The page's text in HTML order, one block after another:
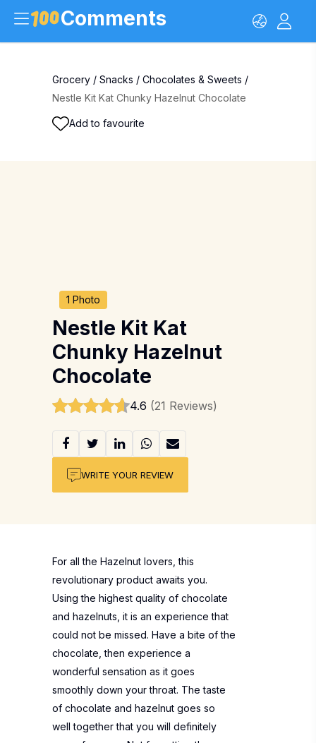
Comments
Grocery / Snacks / Chocolates & Sweets /
Nestle Kit Kat Chunky Hazelnut Chocolate
Add to favourite
1 Photo
Nestle Kit Kat
Chunky Hazelnut
Chocolate
4.6 (21 Reviews)
WRITE YOUR REVIEW
For all the Hazelnut lovers, this
revolutionary product awaits you.
Using the highest quality of chocolate
and hazelnuts, it is an experience that
could not be missed. Have a bite of the
chocolate, then experience a
wonderful sensation as it goes
smoothly down your throat. The taste
of chocolate and hazelnut goes so
well together that you will definitely